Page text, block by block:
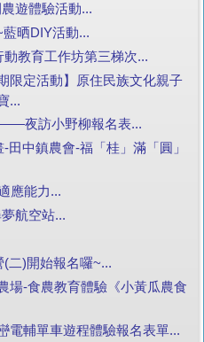
遊體驗活動...
晒DIY活動...
教育工作坊第三梯次...
限定活動】原住民族文化親子
...
夜訪小野柳報名表...
中鎮農會-福「桂」滿「圓」
應能力...
航空站...
二)開始報名囉~...
場-食農教育體驗《小黃瓜農食
電輔單車遊程體驗報名表單...